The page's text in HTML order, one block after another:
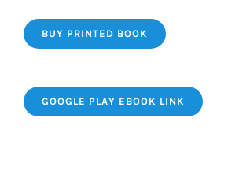
BUY PRINTED BOOK
GOOGLE PLAY EBOOK LINK